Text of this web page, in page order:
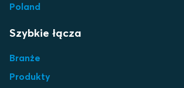
Poland
Szybkie łącza
Branże
Produkty